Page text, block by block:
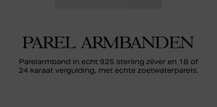
PAREL ARMBANDEN
Parelarmband in echt 925 sterling zilver en 18 of
24 karaat vergulding, met echte zoetwaterparels.